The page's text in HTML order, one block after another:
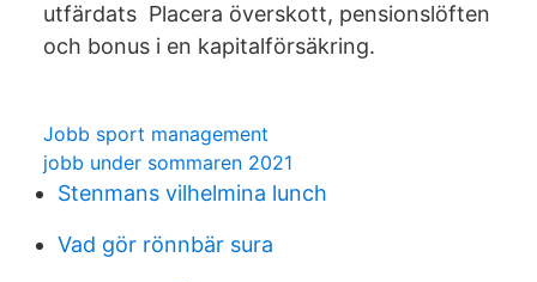
utfärdats Placera överskott, pensionslöften
och bonus i en kapitalförsäkring.
Jobb sport management
jobb under sommaren 2021
Stenmans vilhelmina lunch
Vad gör rönnbär sura